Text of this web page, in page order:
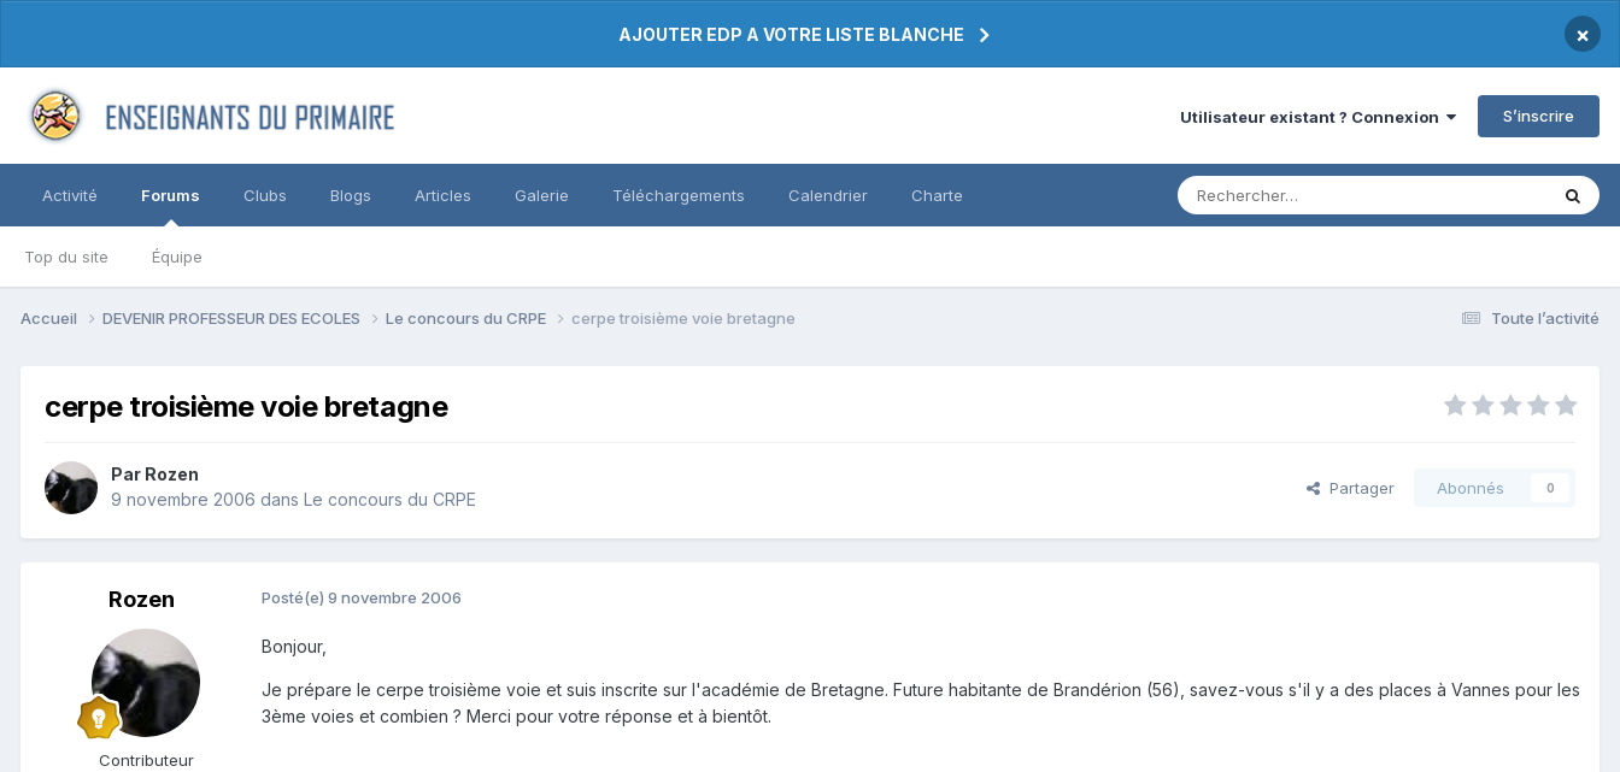
AJOUTER EDP A VOTRE LISTE BLANCHE ×
Utilisateur existant ? Connexion S’inscrire
Activité Forums
Top du site Équipe
Clubs Blogs Articles Galerie Téléchargements Calendrier Charte
Toute l’activité
Accueil DEVENIR PROFESSEUR DES ECOLES Le concours du CRPE cerpe troisième voie bretagne
cerpe troisième voie bretagne
Par Rozen
9 novembre 2006 dans Le concours du CRPE
Partager Abonnés 0
Rozen
Contributeur
Posté(e) 9 novembre 2006
Bonjour,
Je prépare le cerpe troisième voie et suis inscrite sur l'académie de Bretagne. Future habitante de Brandérion (56), savez-vous s'il y a des places à Vannes pour les
3ème voies et combien ? Merci pour votre réponse et à bientôt.